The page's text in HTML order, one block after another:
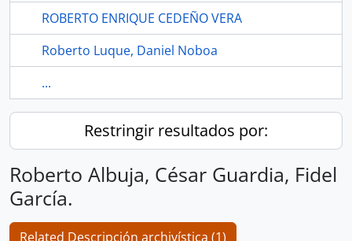
ROBERTO ENRIQUE CEDEÑO VERA
Roberto Luque, Daniel Noboa
...
Restringir resultados por:
Roberto Albuja, César Guardia, Fidel
García.
Related Descripción archivística (1)